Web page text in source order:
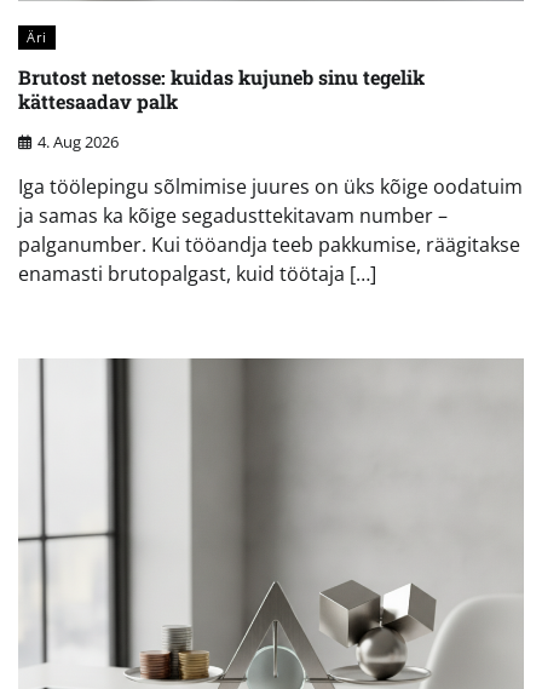
Äri
Brutost netosse: kuidas kujuneb sinu tegelik
kättesaadav palk
4. Aug 2026
Iga töölepingu sõlmimise juures on üks kõige oodatuim
ja samas ka kõige segadusttekitavam number –
palganumber. Kui tööandja teeb pakkumise, räägitakse
enamasti brutopalgast, kuid töötaja […]